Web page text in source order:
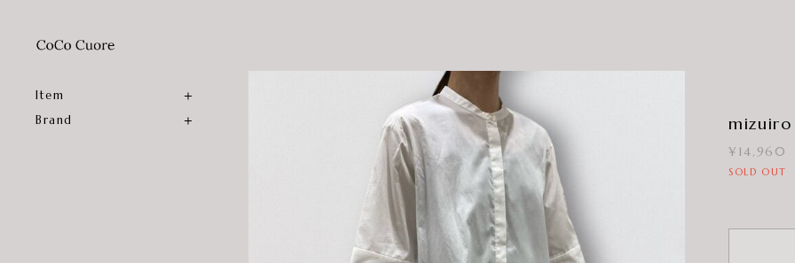
Item
Brand
¥14,960
SOLD OUT